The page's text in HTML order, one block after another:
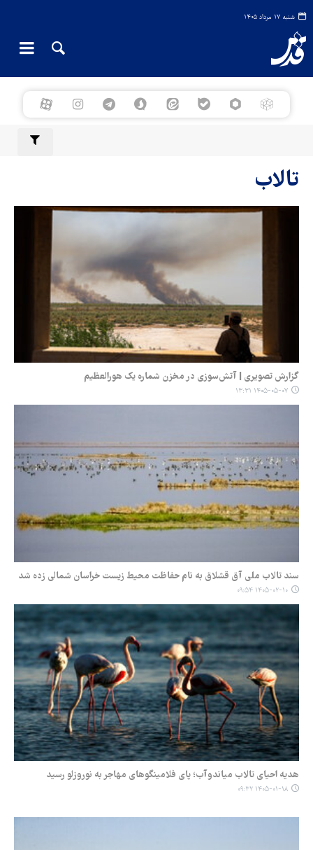
شنبه ۱۷ مرداد ۱۴۰۵
تالاب
گزارش تصویری | آتش‌سوزی در مخزن شماره یک هورالعظیم
۱۴۰۵-۰۵-۰۷ ۱۳:۳۱
سند تالاب ملی آق قشلاق به نام حفاظت محیط زیست خراسان شمالی زده شد
۱۴۰۵-۰۲-۱۰ ۰۹:۵۴
هدیه احیای تالاب میاندوآب؛ پای فلامینگوهای مهاجر به نوروزلو رسید
۱۴۰۵-۰۱-۱۸ ۰۹:۳۲